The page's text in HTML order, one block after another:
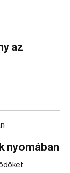
az
nyomában